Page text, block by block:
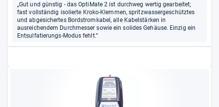
„Gut und günstig - das OptiMate 2 ist durchweg wertig gearbeitet;
fast vollständig isolierte Kroko-Klemmen, spritzwassergeschütztes
und abgesichertes Bordstromkabel, alle Kabelstärken in
ausreichendem Durchmesser sowie ein solides Gehäuse. Einzig ein
Entsulfatierungs-Modus fehlt.“